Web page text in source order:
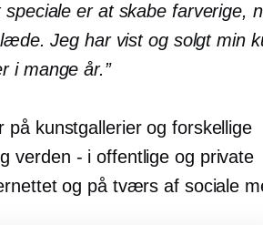
er at skabe farverige,
Jeg har vist og solgt min
i mange år.”
på kunstgallerier og forskellige
verden - i offentlige og private
og på tværs af sociale